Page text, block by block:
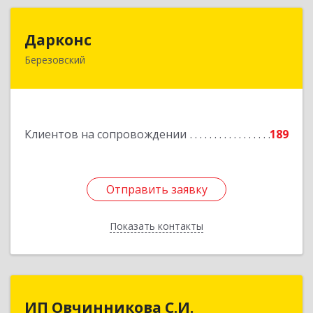
Дарконс
Березовский
Клиентов на сопровождении 189
Отправить заявку
Показать контакты
623700, Свердловская обл, Березовский г,
Отправить заявку
Назад
ИП Овчинникова С.И.